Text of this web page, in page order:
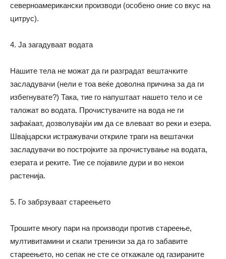
северноамерикански производи (особено оние со вкус на
цитрус).
4. Ја загадуваат водата
Нашите тела не можат да ги разградат вештачките
засладувачи (нели е тоа веќе доволна причина за да ги
избегнувате?) Така, тие го напуштаат нашето тело и се
таложат во водата. Прочистувачите на вода не ги
зафаќаат, дозволувајќи им да се влеваат во реки и езера.
Швајцарски истражувачи откриле траги на вештачки
засладувачи во постројките за прочистување на водата,
езерата и реките. Тие се појавиле дури и во некои
растенија.
5. Го забрзуваат стареењето
Трошите многу пари на производи против стареење,
мултивитамини и скапи тренинзи за да го забавите
стареењето, но сепак не сте се откажале од газираните